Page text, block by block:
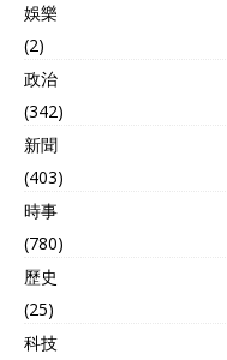
以至于巴基斯坦意识到如果
冲突继续，他们将会遭受更
多损失，印度空军参谋长辛
格，印度空军上将表示。他
声称宣称，“这促使巴基斯坦
方面寻求停火。”印度军方在
是希望靠“赢”来稳定国内，
这三个月以来印度再不赢，
印度国内都快炸锅了，说白
盾。 印度军方捡到的霹
雳-15E空空导弹残骸 这可能
也是为印度空军透露战损做
娛樂
(2)
政治
(342)
新聞
(403)
時事
(780)
歷史
(25)
科技